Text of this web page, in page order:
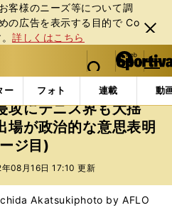
客様のニーズ等について調
の広告を表⽰する⽬的で Co
詳しくはこちら
閉じ
る
web Sportiva (webスポルティーバ)
検索
マイペ
ー
ジ
メニュ
ー フォト 連載 動
テニス ロシアのウクライナ
攻にテニス界も大揺
場が政治的な意思表明
ジ目)
08月16日 17:10 更新
Akatsukiphoto by AFLO